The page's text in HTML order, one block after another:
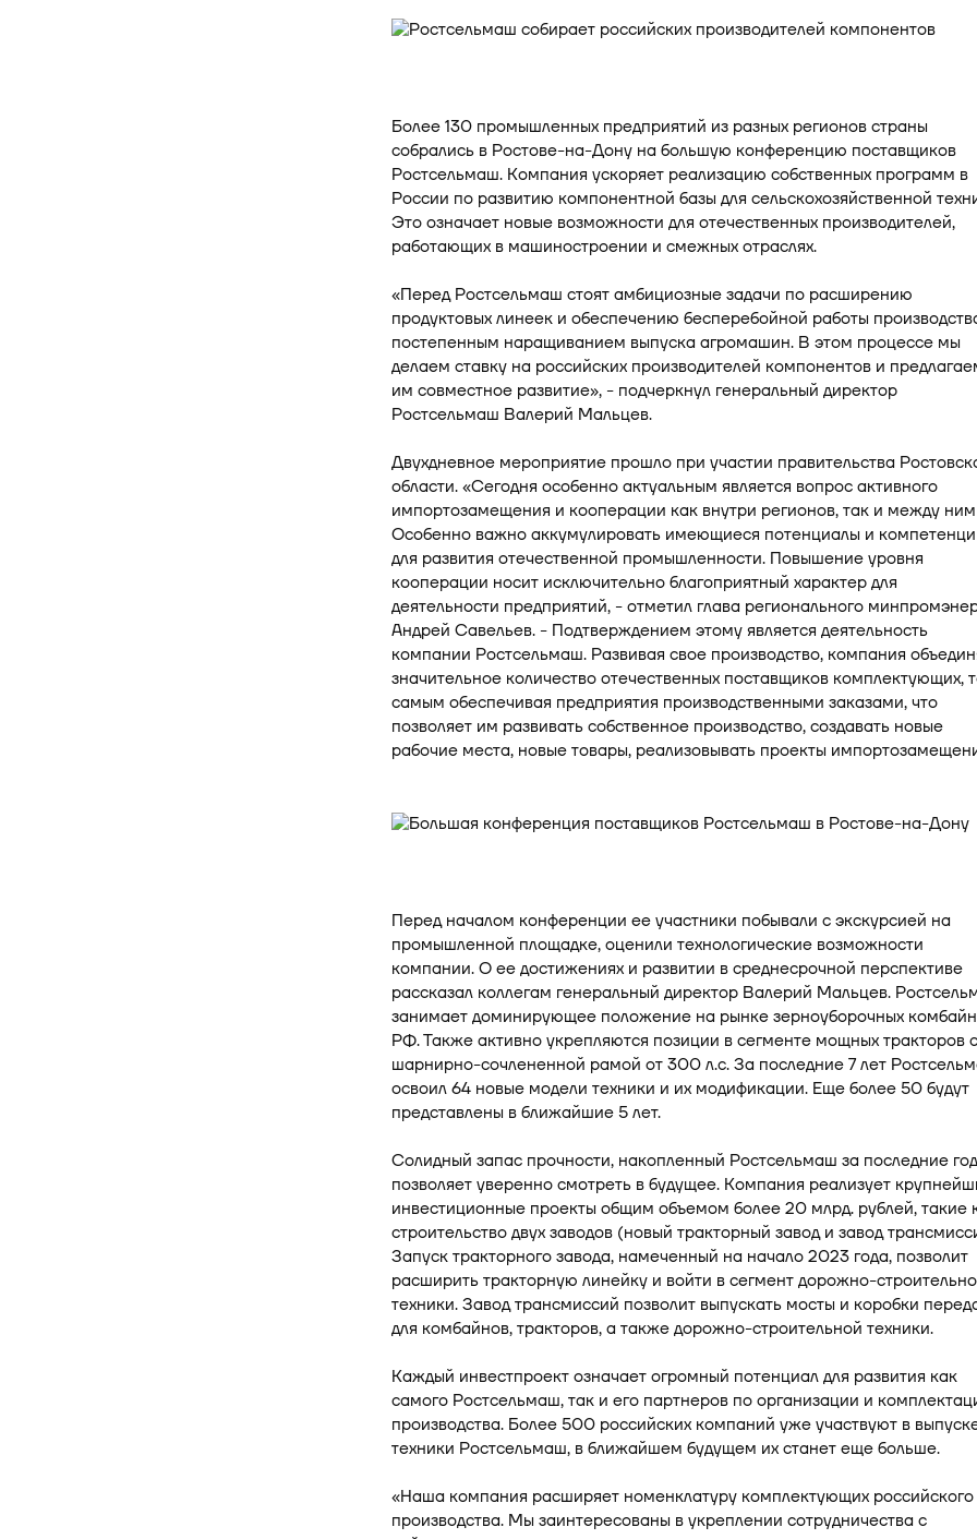
Более 130 промышленных предприятий из разных регионов страны
собрались в Ростове-на-Дону на большую конференцию поставщиков
Ростсельмаш. Компания ускоряет реализацию собственных программ в
России по развитию компонентной базы для сельскохозяйственной
Это означает новые возможности для отечественных производителей,
работающих в машиностроении и смежных отраслях.
«Перед Ростсельмаш стоят амбициозные задачи по расширению
продуктовых линеек и обеспечению бесперебойной работы
постепенным наращиванием выпуска агромашин. В этом процессе мы
делаем ставку на российских производителей компонентов и
им совместное развитие», - подчеркнул генеральный директор
Ростсельмаш Валерий Мальцев.
Двухдневное мероприятие прошло при участии правительства
области. «Сегодня особенно актуальным является вопрос активного
импортозамещения и кооперации как внутри регионов, так и между
Особенно важно аккумулировать имеющиеся потенциалы и
для развития отечественной промышленности. Повышение уровня
кооперации носит исключительно благоприятный характер для
деятельности предприятий, - отметил глава регионального
Андрей Савельев. - Подтверждением этому является деятельность
компании Ростсельмаш. Развивая свое производство, компания
значительное количество отечественных поставщиков комплектующих,
самым обеспечивая предприятия производственными заказами, что
позволяет им развивать собственное производство, создавать новые
рабочие места, новые товары, реализовывать проекты
Перед началом конференции ее участники побывали с экскурсией на
промышленной площадке, оценили технологические возможности
компании. О ее достижениях и развитии в среднесрочной перспективе
рассказал коллегам генеральный директор Валерий Мальцев.
занимает доминирующее положение на рынке зерноуборочных
РФ. Также активно укрепляются позиции в сегменте мощных тракторов с
шарнирно-сочлененной рамой от 300 л.с. За последние 7 лет
освоил 64 новые модели техники и их модификации. Еще более 50 будут
представлены в ближайшие 5 лет.
Солидный запас прочности, накопленный Ростсельмаш за последние
позволяет уверенно смотреть в будущее. Компания реализует
инвестиционные проекты общим объемом более 20 млрд. рублей, такие
строительство двух заводов (новый тракторный завод и завод
Запуск тракторного завода, намеченный на начало 2023 года, позволит
расширить тракторную линейку и войти в сегмент дорожно-
техники. Завод трансмиссий позволит выпускать мосты и коробки
для комбайнов, тракторов, а также дорожно-строительной техники.
Каждый инвестпроект означает огромный потенциал для развития как
самого Ростсельмаш, так и его партнеров по организации и
производства. Более 500 российских компаний уже участвуют в
техники Ростсельмаш, в ближайшем будущем их станет еще больше.
«Наша компания расширяет номенклатуру комплектующих российского
производства. Мы заинтересованы в укреплении сотрудничества с